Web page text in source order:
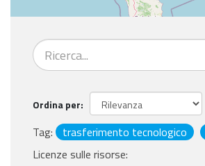
Ordina per
Tag: trasferimento tecnologico
Licenze sulle risorse: